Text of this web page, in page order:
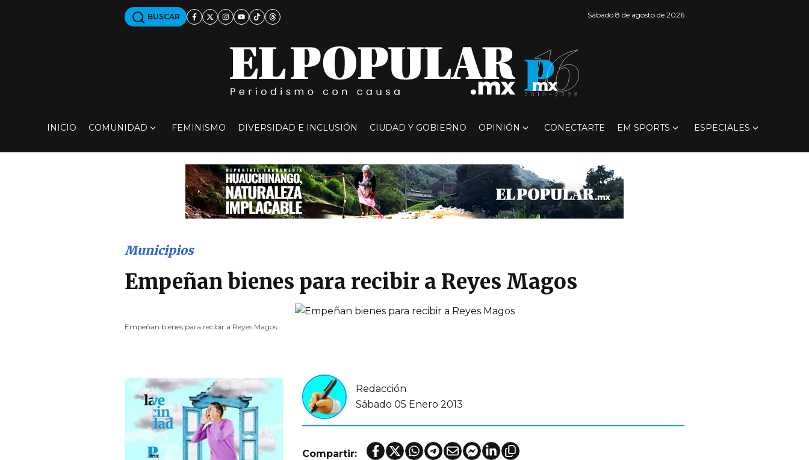
BUSCAR Sábado 8 de agosto de 2026
INICIO COMUNIDAD FEMINISMO DIVERSIDAD E INCLUSIÓN CIUDAD Y GOBIERNO OPINIÓN CONECTARTE EM SPORTS ESPECIALES
Empeñan bienes para recibir a Reyes Magos
Municipios
Empeñan bienes para recibir a Reyes Magos
Redacción
Sábado 05 Enero 2013
Compartir: